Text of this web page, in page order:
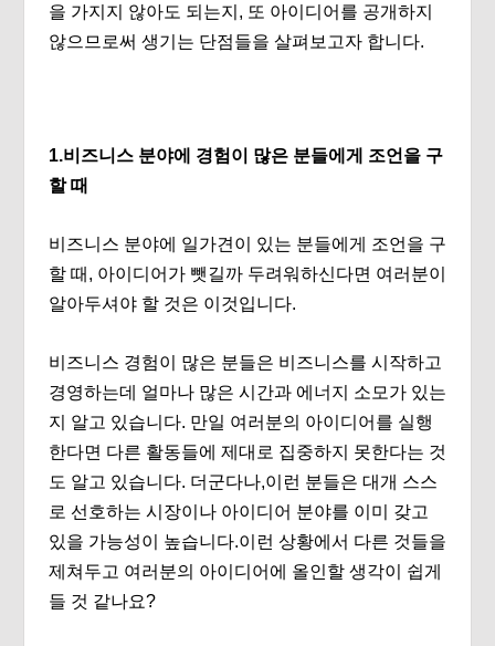
을 가지지 않아도 되는지, 또 아이디어를 공개하지
않으므로써 생기는 단점들을 살펴보고자 합니다.
1.비즈니스 분야에 경험이 많은 분들에게 조언을 구
할 때
비즈니스 분야에 일가견이 있는 분들에게 조언을 구
할 때, 아이디어가 뺏길까 두려워하신다면 여러분이
알아두셔야 할 것은 이것입니다.
비즈니스 경험이 많은 분들은 비즈니스를 시작하고
경영하는데 얼마나 많은 시간과 에너지 소모가 있는
지 알고 있습니다. 만일 여러분의 아이디어를 실행
한다면 다른 활동들에 제대로 집중하지 못한다는 것
도 알고 있습니다. 더군다나,이런 분들은 대개 스스
로 선호하는 시장이나 아이디어 분야를 이미 갖고
있을 가능성이 높습니다.이런 상황에서 다른 것들을
제쳐두고 여러분의 아이디어에 올인할 생각이 쉽게
들 것 같나요?